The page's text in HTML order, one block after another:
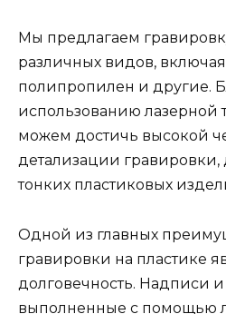
Мы предлагаем
различных видов,
полипропилен и другие.
использованию лазерной
можем достичь высокой
детализации гравировки,
тонких пластиковых
Одной из главных
гравировки на пластике
долговечность. Надписи
выполненные с помощью